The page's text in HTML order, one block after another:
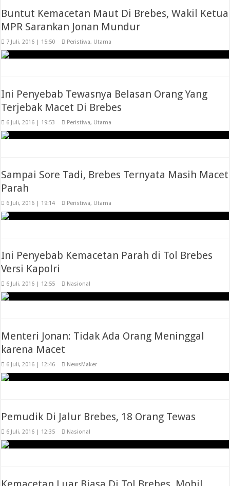
Buntut Kemacetan Maut Di Brebes, Wakil Ketua
MPR Sarankan Jonan Mundur
7 Juli, 2016 | 15:50 Peristiwa, Utama
Ini Penyebab Tewasnya Belasan Orang Yang
Terjebak Macet Di Brebes
6 Juli, 2016 | 19:53 Peristiwa, Utama
Sampai Sore Tadi, Brebes Ternyata Masih Macet
Parah
6 Juli, 2016 | 19:14 Peristiwa, Utama
Ini Penyebab Kemacetan Parah di Tol Brebes
Versi Kapolri
6 Juli, 2016 | 12:55 Nasional
Menteri Jonan: Tidak Ada Orang Meninggal
karena Macet
6 Juli, 2016 | 12:46 NewsMaker
Pemudik Di Jalur Brebes, 18 Orang Tewas
6 Juli, 2016 | 12:35 Nasional